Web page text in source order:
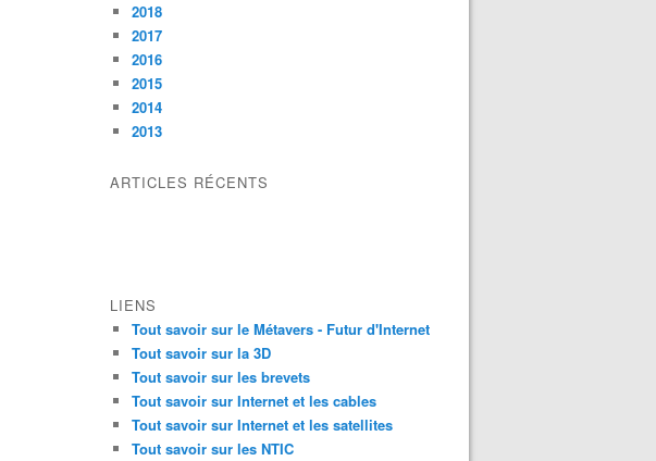
2018
2017
2016
2015
2014
2013
ARTICLES RÉCENTS
LIENS
Tout savoir sur le Métavers - Futur d'Internet
Tout savoir sur la 3D
Tout savoir sur les brevets
Tout savoir sur Internet et les cables
Tout savoir sur Internet et les satellites
Tout savoir sur les NTIC